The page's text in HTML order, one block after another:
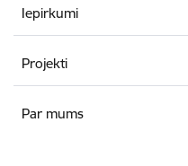
Iepirkumi
Projekti
Par mums